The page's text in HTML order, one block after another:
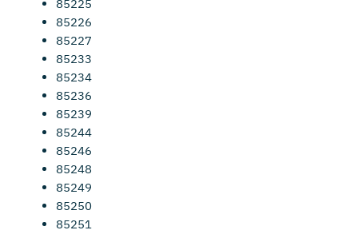
85225
85226
85227
85233
85234
85236
85239
85244
85246
85248
85249
85250
85251